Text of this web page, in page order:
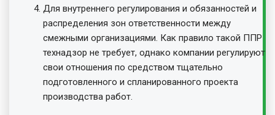
Для внутреннего регулирования и обязанностей и
распределения зон ответственности между
смежными организациями. Как правило такой ППР
технадзор не требует, однако компании регулируют
свои отношения по средством тщательно
подготовленного и спланированного проекта
производства работ.